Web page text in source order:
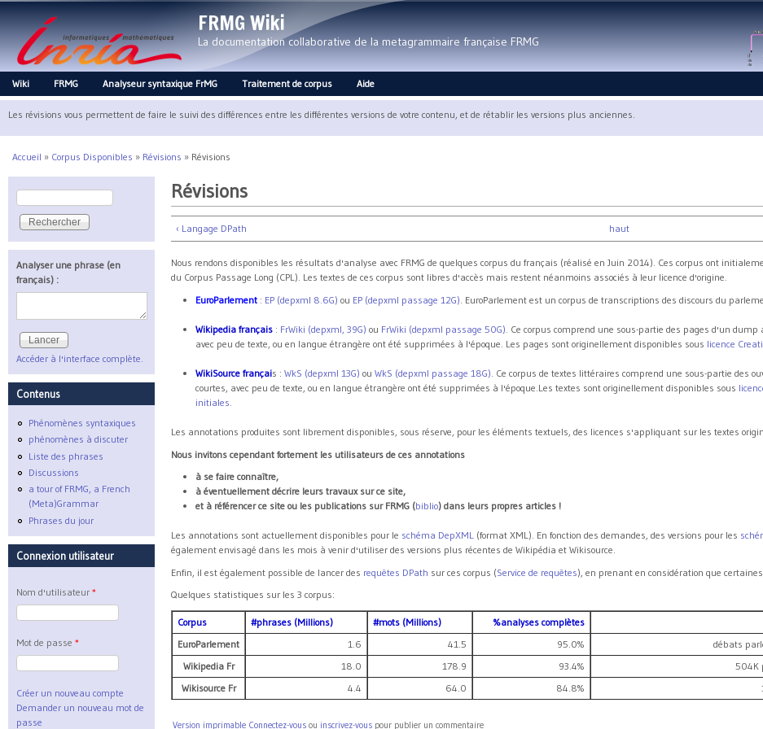
FRMG Wiki
La documentation collaborative de la metagrammaire française FRMG
Main menu
Wiki FRMG Analyseur syntaxique FrMG Traitement de corpus Aide
Les révisions vous permettent de faire le suivi des différences entre les différentes versions de votre contenu, et de rétablir les versions plus anciennes.
Vous êtes ici
Accueil » Corpus Disponibles » Révisions » Révisions
Révisions
‹ Langage DPath haut
Nous rendons disponibles les résultats d'analyse avec FRMG de quelques corpus du français (réalisé en Juin 2014). Ces corpus ont
du Corpus Passage Long (CPL). Les textes de ces corpus sont libres d'accès mais restent néanmoins associés à leur licence d'origine.
EuroParlement : EP (depxml 8.6G) ou EP (depxml passage 12G). EuroParlement est un corpus de transcriptions des discours du
Wikipedia français : FrWiki (depxml, 39G) ou FrWiki (depxml passage 50G). Ce corpus comprend une sous-partie des pages d'un dump
avec peu de texte, ou en langue étrangère ont été supprimées à l'époque. Les pages sont originellement disponibles sous licence
WikiSource français : WkS (depxml 13G) ou WkS (depxml passage 18G). Ce corpus de textes littéraires comprend une sous-partie des
courtes, avec peu de texte, ou en langue étrangère ont été supprimées à l'époque.Les textes sont originellement disponibles sous
initiales.
Les annotations produites sont librement disponibles, sous réserve, pour les éléments textuels, des licences s'appliquant sur les textes
Nous invitons cependant fortement les utilisateurs de ces annotations
à se faire connaître,
à éventuellement décrire leurs travaux sur ce site,
et à référencer ce site ou les publications sur FRMG (biblio) dans leurs propres articles !
Les annotations sont actuellement disponibles pour le schéma DepXML (format XML). En fonction des demandes, des versions pour les
également envisagé dans les mois à venir d'utiliser des versions plus récentes de Wikipédia et Wikisource.
Enfin, il est également possible de lancer des requêtes DPath sur ces corpus (Service de requêtes), en prenant en considération que
Quelques statistiques sur les 3 corpus:
Corpus #phrases (Millions) #mots (Millions) %analyses complètes
EuroParlement
1.6 41.5 95.0%
débats
Wikipedia Fr
18.0 178.9 93.4%
504K
Wikisource Fr
4.4 64.0 84.8%
Version imprimable Connectez-vous ou inscrivez-vous pour publier un commentaire
Formulaire de recherche
Rechercher
Analyser une phrase (en
français) :
Accéder à l'interface complète.
Contenus
Phénomènes syntaxiques
phénomènes à discuter
Liste des phrases
Discussions
a tour of FRMG, a French
(Meta)Grammar
Phrases du jour
Connexion utilisateur
Nom d'utilisateur *
Mot de passe *
Créer un nouveau compte
Demander un nouveau mot de
passe